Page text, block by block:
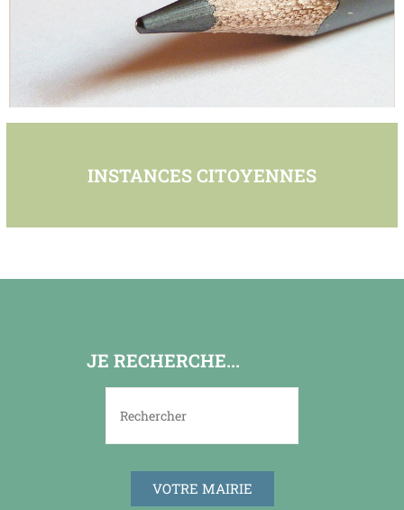
INSTANCES CITOYENNES
JE RECHERCHE...
VOTRE MAIRIE